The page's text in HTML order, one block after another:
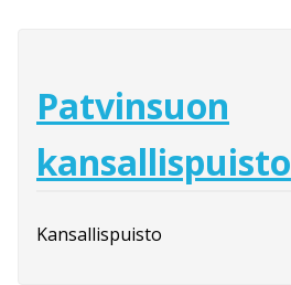
Patvinsuon
kansallispuisto
Kansallispuisto